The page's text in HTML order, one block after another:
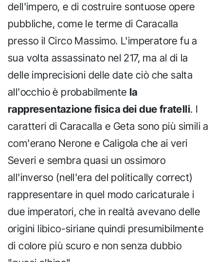
dell'impero, e di costruire sontuose opere
pubbliche, come le terme di Caracalla
presso il Circo Massimo. L'imperatore fu a
sua volta assassinato nel 217, ma al di la
delle imprecisioni delle date ciò che salta
all'occhio è probabilmente la
rappresentazione fisica dei due fratelli. I
caratteri di Caracalla e Geta sono più simili a
com'erano Nerone e Caligola che ai veri
Severi e sembra quasi un ossimoro
all'inverso (nell'era del politically correct)
rappresentare in quel modo caricaturale i
due imperatori, che in realtà avevano delle
origini libico-siriane quindi presumibilmente
di colore più scuro e non senza dubbio